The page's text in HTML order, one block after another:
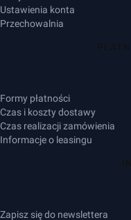
Ustawienia konta
Przechowalnia
Formy płatności
Czas i koszty dostawy
Czas realizacji zamówienia
Informacje o leasingu
Zapisz się do newslettera